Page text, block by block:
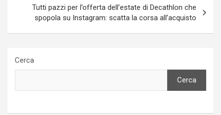
Tutti pazzi per l’offerta dell’estate di Decathlon che
spopola su Instagram: scatta la corsa all’acquisto
Cerca
Cerca